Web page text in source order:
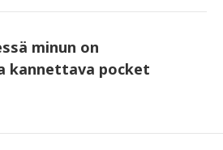
kattamaan katoamisen tai
meihin heti yhteyttä – autamme
minun on
kannettava pocket